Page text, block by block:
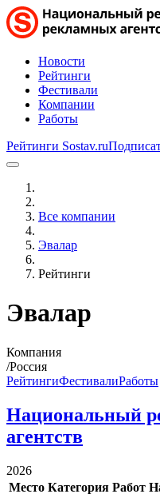
Новости
Рейтинги
Фестивали
Компании
Работы
Рейтинги Sostav.ru
Все компании
Эвалар
Рейтинги
Эвалар
Компания
/Россия
РейтингиФестивалиРаботы
Национальный
агентств
2026
Место Категория Работ